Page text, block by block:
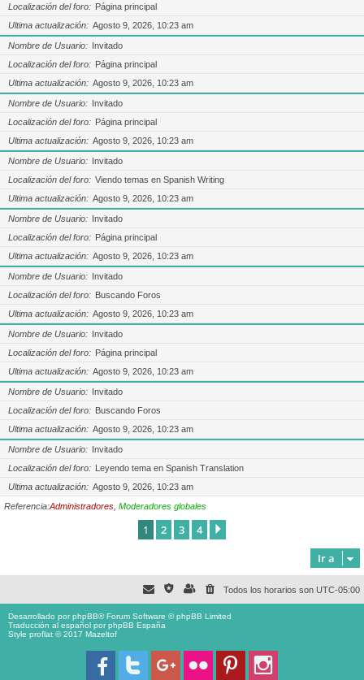
Localización del foro
Página principal
Ultima actualización
Agosto 9, 2026, 10:23 am
Nombre de Usuario
Invitado
Localización del foro
Página principal
Ultima actualización
Agosto 9, 2026, 10:23 am
Nombre de Usuario
Invitado
Localización del foro
Página principal
Ultima actualización
Agosto 9, 2026, 10:23 am
Nombre de Usuario
Invitado
Localización del foro
Viendo temas en Spanish Writing
Ultima actualización
Agosto 9, 2026, 10:23 am
Nombre de Usuario
Invitado
Localización del foro
Página principal
Ultima actualización
Agosto 9, 2026, 10:23 am
Nombre de Usuario
Invitado
Localización del foro
Buscando Foros
Ultima actualización
Agosto 9, 2026, 10:23 am
Nombre de Usuario
Invitado
Localización del foro
Página principal
Ultima actualización
Agosto 9, 2026, 10:23 am
Nombre de Usuario
Invitado
Localización del foro
Buscando Foros
Ultima actualización
Agosto 9, 2026, 10:23 am
Nombre de Usuario
Invitado
Localización del foro
Leyendo tema en Spanish Translation
Ultima actualización
Agosto 9, 2026, 10:23 am
Referencia:Administradores Moderadores globales
1 2 3 4
Ir a
Todos los horarios son UTC-05:00
Desarrollado porphpBB® Forum Software © phpBB Limited
Traducción al español porphpBB España
Style proflat © 2017 Mazeltof